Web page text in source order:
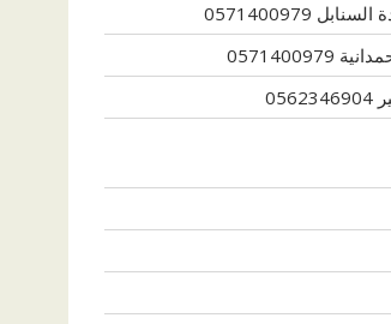
0571400979